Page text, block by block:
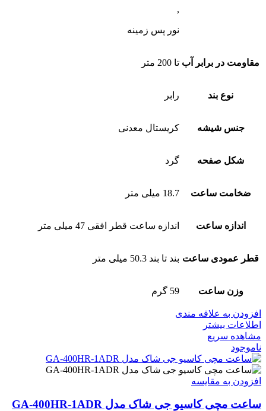
,
نور پس زمینه
مقاومت در برابر آب تا 200 متر
نوع بند رابر
جنس شیشه کریستال معدنی
شکل صفحه گرد
ضخامت ساعت 18.7 میلی متر
اندازه ساعت اندازه ساعت قطر افقی 47 میلی متر
قطر عمودی ساعت بند تا بند 50.3 میلی متر
وزن ساعت 59 گرم
افزودن به علاقه مندی
اطلاعات بیشتر
مشاهده سریع
ناموجود
افزودن به مقایسه
ساعت مچی کاسیو جی شاک مدل GA-400HR-1ADR